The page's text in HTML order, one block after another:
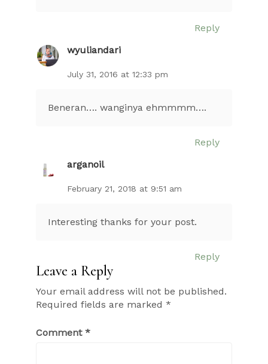
Reply
wyuliandari
July 31, 2016 at 12:33 pm
Beneran…. wanginya ehmmmm….
Reply
arganoil
February 21, 2018 at 9:51 am
Interesting thanks for your post.
Reply
Leave a Reply
Your email address will not be published.
Required fields are marked *
Comment *